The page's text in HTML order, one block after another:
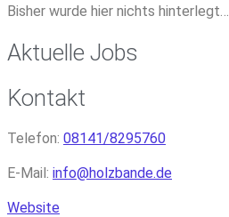
Bisher wurde hier nichts hinterlegt…
Aktuelle Jobs
Kontakt
Telefon: 08141/8295760
E-Mail: info@holzbande.de
Website